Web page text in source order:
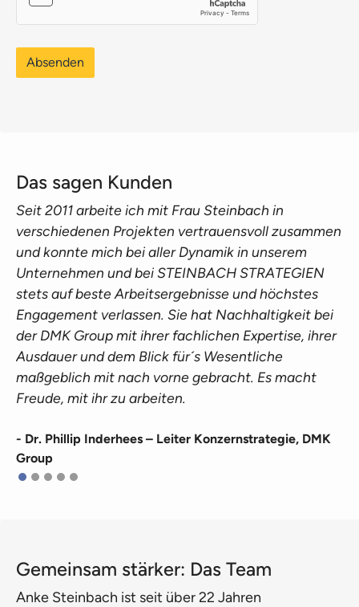
Absenden
Das sagen Kunden
Seit 2011 arbeite ich mit Frau Steinbach in
verschiedenen Projekten vertrauensvoll zusammen
und konnte mich bei aller Dynamik in unserem
Unternehmen und bei STEINBACH STRATEGIEN
stets auf beste Arbeitsergebnisse und höchstes
Engagement verlassen. Sie hat Nachhaltigkeit bei
der DMK Group mit ihrer fachlichen Expertise, ihrer
Ausdauer und dem Blick für´s Wesentliche
maßgeblich mit nach vorne gebracht. Es macht
Freude, mit ihr zu arbeiten.
- Dr. Phillip Inderhees – Leiter Konzernstrategie, DMK
Group
Gemeinsam stärker: Das Team
Anke Steinbach ist seit über 22 Jahren